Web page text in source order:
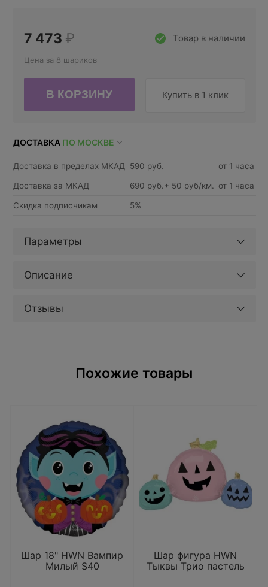
Товар в наличии
7 473 ₽
Цена за 8 шариков
Купить в 1 клик
ДОСТАВКА ПО МОСКВЕ
Доставка в пределах МКАД 590 руб. от 1 часа
Доставка за МКАД 690 руб.+ 50 руб/км. от 1 часа
Скидка подписчикам 5%
Параметры
Описание
Отзывы
Похожие товары
Шар 18" HWN Вампир
Милый S40
Шар фигура HWN
Тыквы Трио пастель